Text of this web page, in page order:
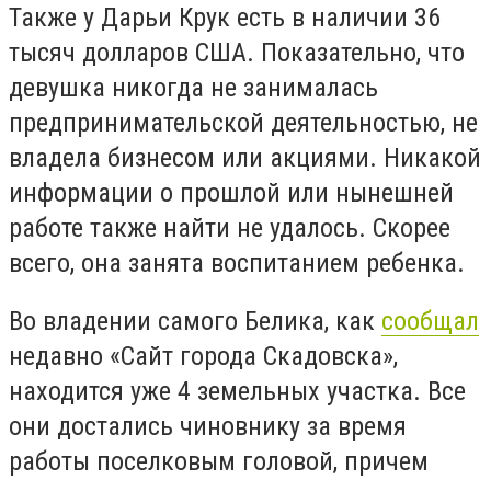
Также у Дарьи Крук есть в наличии 36
тысяч долларов США. Показательно, что
девушка никогда не занималась
предпринимательской деятельностью, не
владела бизнесом или акциями. Никакой
информации о прошлой или нынешней
работе также найти не удалось. Скорее
всего, она занята воспитанием ребенка.
Во владении самого Белика, как сообщал
недавно «Сайт города Скадовска»,
находится уже 4 земельных участка. Все
они достались чиновнику за время
работы поселковым головой, причем